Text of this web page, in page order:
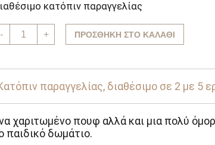
κατόπιν παραγγελίας
-
Πουφ
Ελαφάκι
Friends
Baby
Star
ποσότητα
+ ΠΡΟΣΘΉΚΗ ΣΤΟ ΚΑΛΆΘΙ
παραγγελίας, διαθέσιμο σε 2 με 5
χαριτωμένο πουφ αλλά και μια πολύ
παιδικό δωμάτιο.